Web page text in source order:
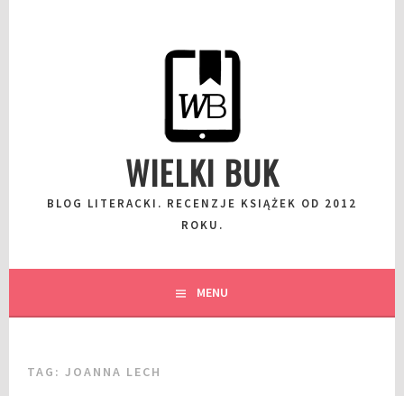
WIELKI BUK
BLOG LITERACKI. RECENZJE KSIĄŻEK OD 2012
ROKU.
MENU
TAG:JOANNA LECH